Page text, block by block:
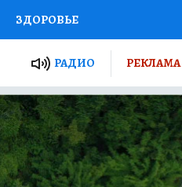
ЗДОРОВЬЕ
РОССИИ
ПУТЕВОДИТЕЛЬ
ТУРИЗМ
ПОТРЕБИТЕЛЯ ВСЕ О КП
РАДИО РЕКЛАМА